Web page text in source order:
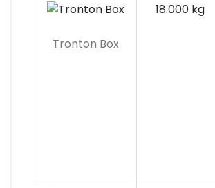
Tronton Box
18.000 kg